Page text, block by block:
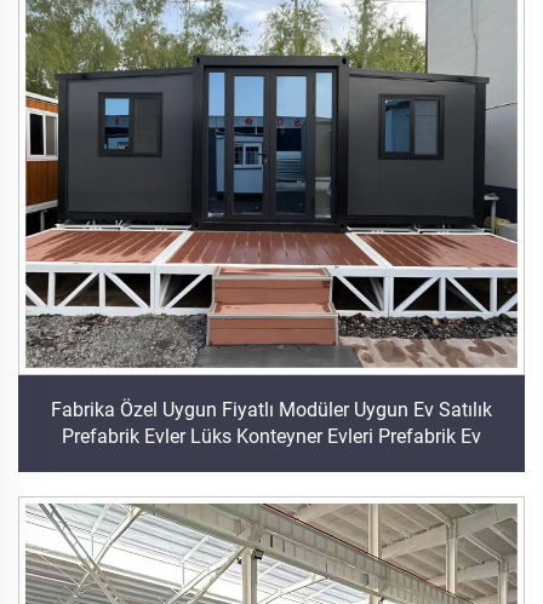
Fabrika Özel Uygun Fiyatlı Modüler Uygun Ev Satılık
Prefabrik Evler Lüks Konteyner Evleri Prefabrik Ev